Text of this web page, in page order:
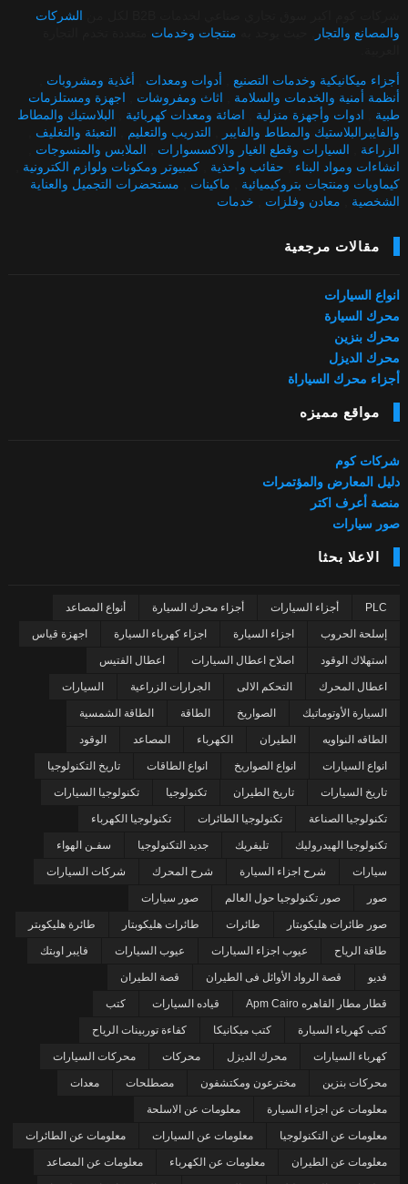
الشركات
والمصانع والتجار
منتجات وخدمات
أجزاء ميكانيكية وخدمات التصنيع أدوات ومعدات أغذية ومشروبات
أنظمة أمنية والخدمات والسلامة
اثاث ومفروشات
اجهزة ومستلزمات
طبية
ادوات وأجهزة منزلية اضائة ومعدات كهربائية
البلاستيك والمطاط
والفايبرالبلاستيك والمطاط والفايبر
التدريب والتعليم التعبئة والتغليف
الزراعة
السيارات وقطع الغيار والاكسسوارات الملابس والمنسوجات
انشاءات ومواد البناء
حقائب واحذية كمبيوتر ومكونات ولوازم الكترونية
كيماويات ومنتجات بتروكيميائية
ماكينات
مستحضرات التجميل والعناية
الشخصية
معادن وفلزات خدمات
مقالات مرجعية
انواع السيارات
محرك السيارة
محرك بنزين
محرك الديزل
أجزاء محرك السياراة
مواقع مميزه
شركات كوم
دليل المعارض والمؤتمرات
منصة أعرف اكتر
صور سيارات
الاعلا بحثا
PLC أجزاء السيارات أجزاء محرك السيارة أنواع المصاعد
إسلحة الحروب اجزاء السيارة اجزاء كهرباء السيارة اجهزة قياس
استهلاك الوقود اصلاح اعطال السيارات اعطال الفتيس
اعطال المحرك التحكم الالى الجرارات الزراعية السيارات
السيارة الأوتوماتيك الصواريخ الطاقة الطاقة الشمسية
الطاقه النواويه الطيران الكهرباء المصاعد الوقود
انواع السيارات انواع الصواريخ انواع الطاقات تاريخ التكنولوجيا
تاريخ السيارات تاريخ الطيران تكنولوجيا تكنولوجيا السيارات
تكنولوجيا الصناعة تكنولوجيا الطائرات تكنولوجيا الكهرباء
تكنولوجيا الهيدروليك تليفريك جديد التكنولوجيا سفـن الهواء
سيارات شرح اجزاء السيارة شرح المحرك شركات السيارات
صور صور تكنولوجيا حول العالم صور سيارات
صور طائرات هليكوبتار طائرات طائرات هليكوبتار طائرة هليكوبتر
طاقة الرياح عيوب اجزاء السيارات عيوب السيارات فايبر اوبتك
فديو قصة الرواد الأوائل فى الطيران قصة الطيران
قطار مطار القاهره Apm Cairo قياده السيارات كتب
كتب كهرباء السيارة كتب ميكانيكا كفاءة توربينات الرياح
كهرباء السيارات محرك الديزل محركات محركات السيارات
محركات بنزين مخترعون ومكتشفون مصطلحات معدات
معلومات عن اجزاء السيارة معلومات عن الاسلحة
معلومات عن التكنولوجيا معلومات عن السيارات معلومات عن الطائرات
معلومات عن الطيران معلومات عن الكهرباء معلومات عن المصاعد